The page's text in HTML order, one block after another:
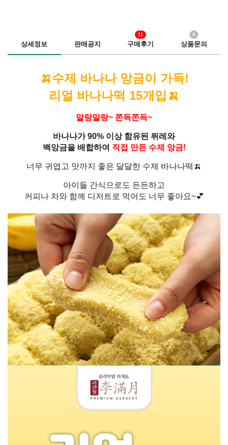
상세정보 판매공지 구매후기
11
상품문의
0
🍌수제 바나나 앙금이 가득!
리얼 바나나떡 15개입🍌
말랑말랑~ 쫀득쫀득~
바나나가 90% 이상 함유된 퓌레와
백앙금을 배합하여 직접 만든 수제 앙금!
너무 귀엽고 맛까지 좋은 달달한 수제 바나나떡🍌
아이들 간식으로도 든든하고
커피나 차와 함께 디저트로 먹어도 너무 좋아요~💕